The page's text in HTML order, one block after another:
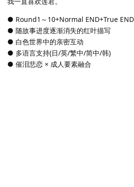
● Round1～10+Normal END+True
● 随故事进度逐渐消失的红叶描写
● 白色世界中的亲密互动
● 多语言支持(日/英/繁中/简中/韩)
● 催泪悲恋 × 成人要素融合